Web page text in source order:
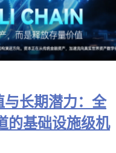
长期潜力：全
的基础设施级机